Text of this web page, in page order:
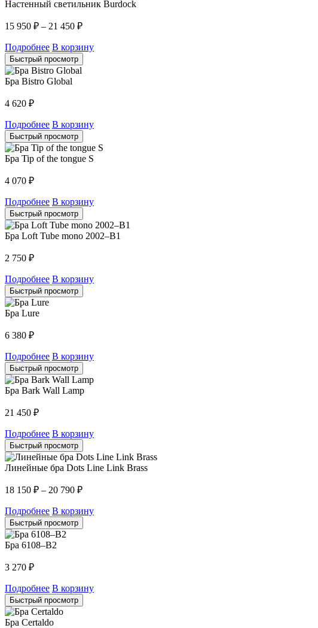
Настенный светильник Burdock
15 950 ₽ – 21 450 ₽
Подробнее В корзину
Быстрый просмотр
Бра Bistro Global
4 620 ₽
Подробнее В корзину
Быстрый просмотр
Бра Tip of the tongue S
4 070 ₽
Подробнее В корзину
Быстрый просмотр
Бра Loft Tube mono 2002–B1
2 750 ₽
Подробнее В корзину
Быстрый просмотр
Бра Lure
6 380 ₽
Подробнее В корзину
Быстрый просмотр
Бра Bark Wall Lamp
21 450 ₽
Подробнее В корзину
Быстрый просмотр
Линейные бра Dots Line Link Brass
18 150 ₽ – 20 790 ₽
Подробнее В корзину
Быстрый просмотр
Бра 6108–B2
3 270 ₽
Подробнее В корзину
Быстрый просмотр
Бра Certaldo